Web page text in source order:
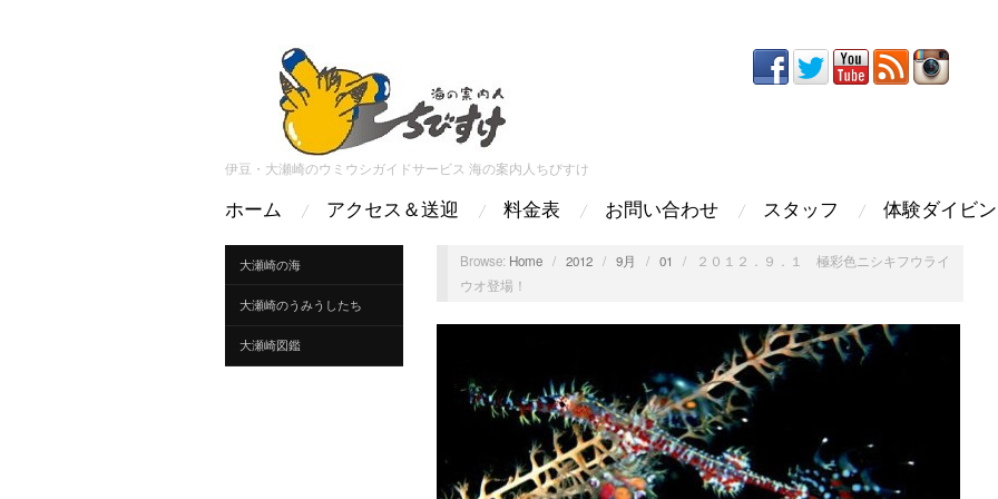
伊豆・大瀬崎のウミウシガイドサービス 海の案内人ちびすけ
ホーム アクセス＆送迎 料金表 お問い合わせ スタッフ 体験ダイビ
大瀬崎の海
大瀬崎のうみうしたち
大瀬崎図鑑
Browse: Home / 2012 / 9月 / 01 /
２０１２．９．１ 極彩色ニシキフウライ
ウオ登場！